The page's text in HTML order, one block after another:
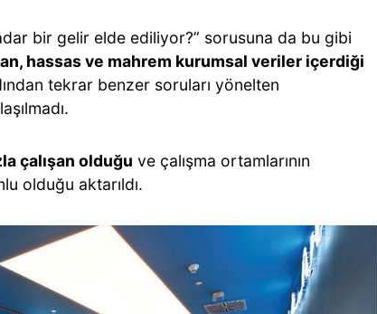
bir gelir elde ediliyor?” sorusuna da bu gibi
hassas ve mahrem kurumsal veriler içerdiği
tekrar benzer soruları yönelten
çalışan olduğu ve çalışma ortamlarının
olduğu aktarıldı.